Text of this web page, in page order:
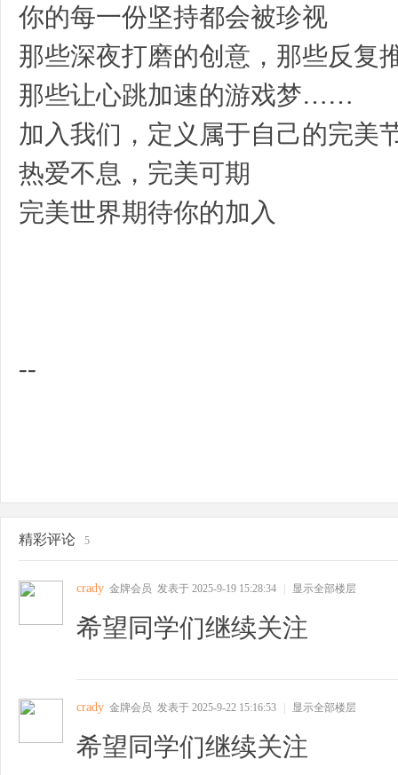
你的每一份坚持都会被珍视
那些深夜打磨的创意，那些反复
那些让心跳加速的游戏梦……
加入我们，定义属于自己的完美
热爱不息，完美可期
完美世界期待你的加入
--
精彩评论 5
crady 金牌会员 发表于 2025-9-19 15:28:34 | 显示全部楼层
希望同学们继续关注
crady 金牌会员 发表于 2025-9-22 15:16:53 | 显示全部楼层
希望同学们继续关注